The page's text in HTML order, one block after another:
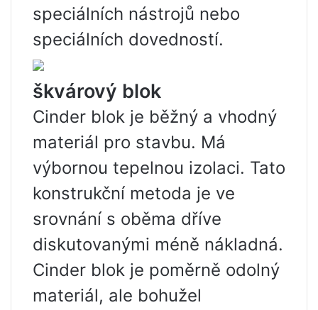
speciálních nástrojů nebo
speciálních dovedností.
škvárový blok
Cinder blok je běžný a vhodný
materiál pro stavbu. Má
výbornou tepelnou izolaci. Tato
konstrukční metoda je ve
srovnání s oběma dříve
diskutovanými méně nákladná.
Cinder blok je poměrně odolný
materiál, ale bohužel